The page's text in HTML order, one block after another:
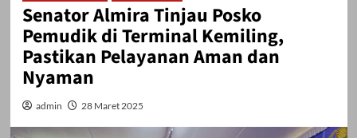
Senator Almira Tinjau Posko
Pemudik di Terminal Kemiling,
Pastikan Pelayanan Aman dan
Nyaman
admin 28 Maret 2025